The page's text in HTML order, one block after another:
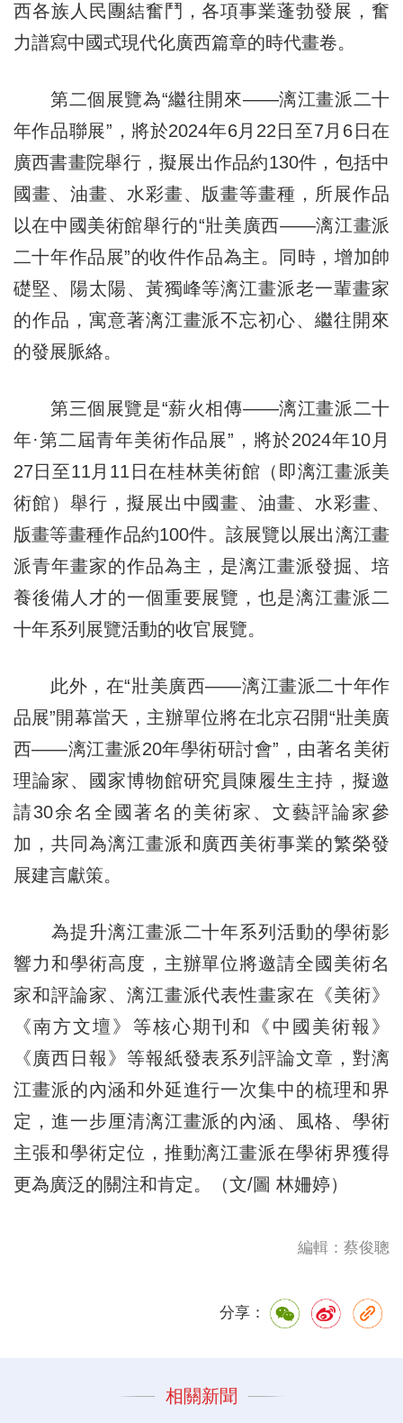
西各族人民團結奮鬥，各項事業蓬勃發展，奮
力譜寫中國式現代化廣西篇章的時代畫卷。
第二個展覽為“繼往開來——漓江畫派二十
年作品聯展”，將於2024年6月22日至7月6日在
廣西書畫院舉行，擬展出作品約130件，包括中
國畫、油畫、水彩畫、版畫等畫種，所展作品
以在中國美術館舉行的“壯美廣西——漓江畫派
二十年作品展”的收件作品為主。同時，增加帥
礎堅、陽太陽、黃獨峰等漓江畫派老一輩畫家
的作品，寓意著漓江畫派不忘初心、繼往開來
的發展脈絡。
第三個展覽是“薪火相傳——漓江畫派二十
年·第二屆青年美術作品展”，將於2024年10月
27日至11月11日在桂林美術館（即漓江畫派美
術館）舉行，擬展出中國畫、油畫、水彩畫、
版畫等畫種作品約100件。該展覽以展出漓江畫
派青年畫家的作品為主，是漓江畫派發掘、培
養後備人才的一個重要展覽，也是漓江畫派二
十年系列展覽活動的收官展覽。
此外，在“壯美廣西——漓江畫派二十年作
品展”開幕當天，主辦單位將在北京召開“壯美廣
西——漓江畫派20年學術研討會”，由著名美術
理論家、國家博物館研究員陳履生主持，擬邀
請30余名全國著名的美術家、文藝評論家參
加，共同為漓江畫派和廣西美術事業的繁榮發
展建言獻策。
為提升漓江畫派二十年系列活動的學術影
響力和學術高度，主辦單位將邀請全國美術名
家和評論家、漓江畫派代表性畫家在《美術》
《南方文壇》等核心期刊和《中國美術報》
《廣西日報》等報紙發表系列評論文章，對漓
江畫派的內涵和外延進行一次集中的梳理和界
定，進一步厘清漓江畫派的內涵、風格、學術
主張和學術定位，推動漓江畫派在學術界獲得
更為廣泛的關注和肯定。（文/圖 林姍婷）
編輯：蔡俊聰
分享：
相關新聞